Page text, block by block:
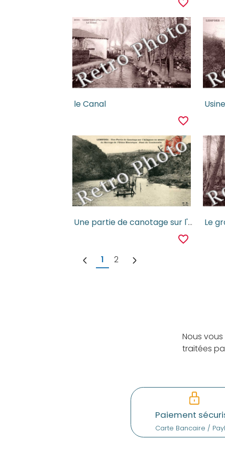
favorite_border
le Canal
favorite_border
Une partie de canotage sur l'Allagnon en amont du barrage
favorite_border
Le
1 2
Nous
traitées
Paiement
Carte Bancaire /